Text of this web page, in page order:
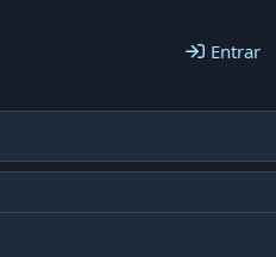
Entrar